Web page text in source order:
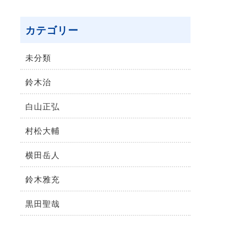
カテゴリー
未分類
鈴⽊治
⽩⼭正弘
村松⼤輔
横⽥岳⼈
鈴木雅充
黒田聖哉